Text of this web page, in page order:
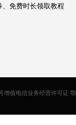
、免费时长领取教程
增值电信业务经营许可证 鄂